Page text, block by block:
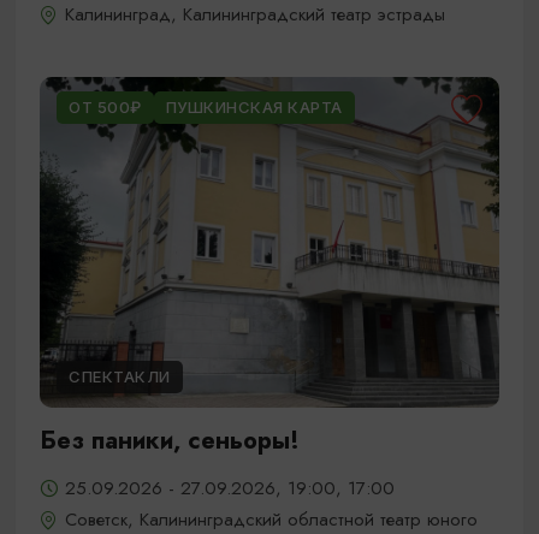
Калининград, Калининградский театр эстрады
ОТ 500₽ ПУШКИНСКАЯ КАРТА
СПЕКТАКЛИ
Без паники, сеньоры!
25.09.2026 - 27.09.2026, 19:00, 17:00
Советск, Калининградский областной театр юного